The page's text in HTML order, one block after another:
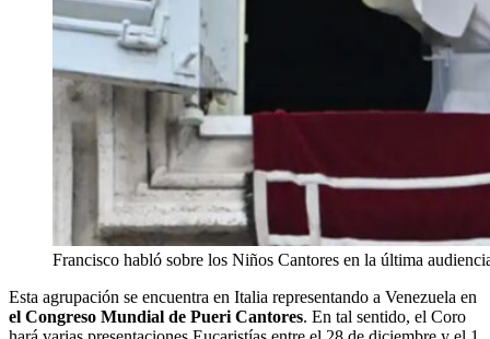
Francisco habló sobre los Niños Cantores en la última
Esta agrupación se encuentra en Italia representando a Venezuela en
el Congreso Mundial de Pueri Cantores. En tal sentido, el Coro